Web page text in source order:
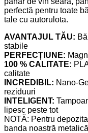
perfectă pentru toate
tale cu autorulota.
AVANTAJUL TĂU:
stabile
PERFECȚIUNE:
100 % CALITATE:
calitate
INCREDIBIL: Nano-
reziduuri
INTELIGENT:
lipesc peste tot
NOTĂ: Pentru
banda noastră metalică